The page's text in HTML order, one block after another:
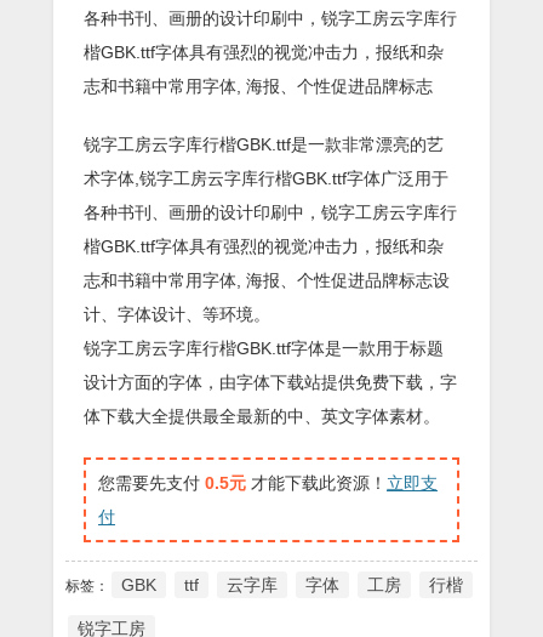
各种书刊、画册的设计印刷中，锐字工房云字库行
楷GBK.ttf字体具有强烈的视觉冲击力，报纸和杂
志和书籍中常用字体, 海报、个性促进品牌标志
锐字工房云字库行楷GBK.ttf是一款非常漂亮的艺
术字体,锐字工房云字库行楷GBK.ttf字体广泛用于
各种书刊、画册的设计印刷中，锐字工房云字库行
楷GBK.ttf字体具有强烈的视觉冲击力，报纸和杂
志和书籍中常用字体, 海报、个性促进品牌标志设
计、字体设计、等环境。
锐字工房云字库行楷GBK.ttf字体是一款用于标题
设计方面的字体，由字体下载站提供免费下载，字
体下载大全提供最全最新的中、英文字体素材。
您需要先支付 0.5元 才能下载此资源！ 立即支
付
标签： GBK ttf 云字库 字体 工房 行楷
锐字工房